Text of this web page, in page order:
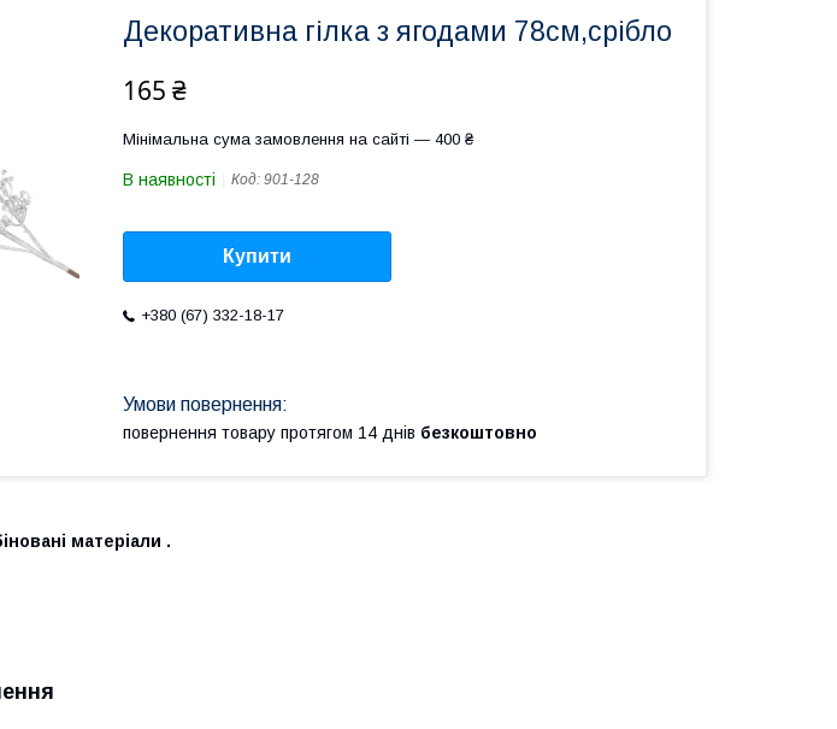
Декоративна гілка з ягодами 78см,срібло
165 ₴
Мінімальна сума замовлення на сайті — 400 ₴
В наявності Код: 901-128
Купити
+380 (67) 332-18-17
повернення товару протягом 14 днів безкоштовно
матеріали .